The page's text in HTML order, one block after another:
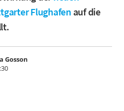
Flughafen auf die
Gosson